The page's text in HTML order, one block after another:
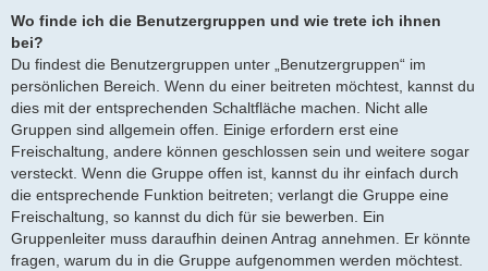
Wo finde ich die Benutzergruppen und wie trete ich ihnen
bei?
Du findest die Benutzergruppen unter „Benutzergruppen“ im
persönlichen Bereich. Wenn du einer beitreten möchtest, kannst du
dies mit der entsprechenden Schaltfläche machen. Nicht alle
Gruppen sind allgemein offen. Einige erfordern erst eine
Freischaltung, andere können geschlossen sein und weitere sogar
versteckt. Wenn die Gruppe offen ist, kannst du ihr einfach durch
die entsprechende Funktion beitreten; verlangt die Gruppe eine
Freischaltung, so kannst du dich für sie bewerben. Ein
Gruppenleiter muss daraufhin deinen Antrag annehmen. Er könnte
fragen, warum du in die Gruppe aufgenommen werden möchtest.